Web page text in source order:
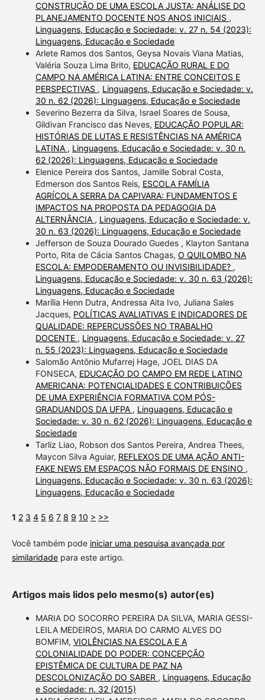
CONSTRUÇÃO DE UMA ESCOLA JUSTA: ANÁLISE DO
PLANEJAMENTO DOCENTE NOS ANOS INICIAIS ,
Linguagens, Educação e Sociedade: v. 27 n. 54 (2023):
Linguagens, Educação e Sociedade
Arlete Ramos dos Santos, Geysa Novais Viana Matias,
Valéria Souza Lima Brito, EDUCAÇÃO RURAL E DO
CAMPO NA AMÉRICA LATINA: ENTRE CONCEITOS E
PERSPECTIVAS , Linguagens, Educação e Sociedade: v.
30 n. 62 (2026): Linguagens, Educação e Sociedade
Severino Bezerra da Silva, Israel Soares de Sousa,
Gildivan Francisco das Neves, EDUCAÇÃO POPULAR:
HISTÓRIAS DE LUTAS E RESISTÊNCIAS NA AMÉRICA
LATINA , Linguagens, Educação e Sociedade: v. 30 n.
62 (2026): Linguagens, Educação e Sociedade
Elenice Pereira dos Santos, Jamille Sobral Costa,
Edmerson dos Santos Reis, ESCOLA FAMÍLIA
AGRÍCOLA SERRA DA CAPIVARA: FUNDAMENTOS E
IMPACTOS NA PROPOSTA DA PEDAGOGIA DA
ALTERNÂNCIA , Linguagens, Educação e Sociedade: v.
30 n. 63 (2026): Linguagens, Educação e Sociedade
Jefferson de Souza Dourado Guedes , Klayton Santana
Porto, Rita de Cácia Santos Chagas, O QUILOMBO NA
ESCOLA: EMPODERAMENTO OU INVISIBILIDADE? ,
Linguagens, Educação e Sociedade: v. 30 n. 63 (2026):
Linguagens, Educação e Sociedade
Marília Henn Dutra, Andressa Aita Ivo, Juliana Sales
Jacques, POLÍTICAS AVALIATIVAS E INDICADORES DE
QUALIDADE: REPERCUSSÕES NO TRABALHO
DOCENTE , Linguagens, Educação e Sociedade: v. 27
n. 55 (2023): Linguagens, Educação e Sociedade
Salomão Antônio Mufarrej Hage, JOEL DIAS DA
FONSECA, EDUCAÇÃO DO CAMPO EM REDE LATINO
AMERICANA: POTENCIALIDADES E CONTRIBUIÇÕES
DE UMA EXPERIÊNCIA FORMATIVA COM PÓS-
GRADUANDOS DA UFPA , Linguagens, Educação e
Sociedade: v. 30 n. 62 (2026): Linguagens, Educação e
Sociedade
Tarliz Liao, Robson dos Santos Pereira, Andrea Thees,
Maycon Silva Aguiar, REFLEXOS DE UMA AÇÃO ANTI-
FAKE NEWS EM ESPAÇOS NÃO FORMAIS DE ENSINO ,
Linguagens, Educação e Sociedade: v. 30 n. 63 (2026):
Linguagens, Educação e Sociedade
1 2 3 4 5 6 7 8 9 10 > >>
Você também pode iniciar uma pesquisa avançada por
similaridadepara este artigo.
Artigos mais lidos pelo mesmo(s) autor(es)
MARIA DO SOCORRO PEREIRA DA SILVA, MARIA GESSI-
LEILA MEDEIROS, MARIA DO CARMO ALVES DO
BOMFIM, VIOLÊNCIAS NA ESCOLA E A
COLONIALIDADE DO PODER: CONCEPÇÃO
EPISTÊMICA DE CULTURA DE PAZ NA
DESCOLONIZAÇÃO DO SABER , Linguagens, Educação
e Sociedade: n. 32 (2015)